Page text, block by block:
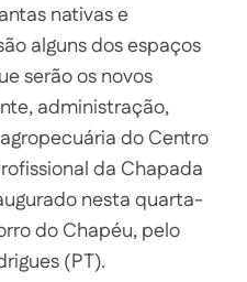
nativas e
alguns dos espaços
serão os novos
administração,
do Centro
da Chapada
nesta quarta-
do Chapéu, pelo
(PT).